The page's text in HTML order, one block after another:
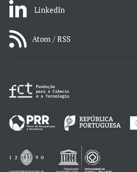
LinkedIn
Atom / RSS